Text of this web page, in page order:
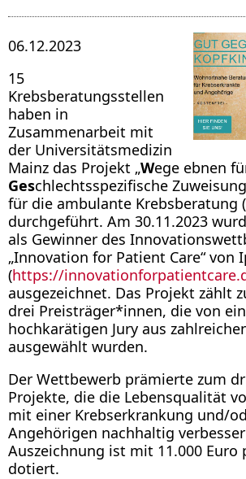
06.12.2023
15
Krebsberatungsstellen
haben in
Zusammenarbeit mit
der Universitätsmedizin
Mainz das Projekt „Wege ebnen
Geschlechtsspezifische
für die ambulante Krebsberatung
durchgeführt. Am 30.11.2023
als Gewinner des
„Innovation for Patient Care“ von
(https://
ausgezeichnet. Das Projekt zählt
drei Preisträger*innen, die von
hochkarätigen Jury aus
ausgewählt wurden.
Der Wettbewerb prämierte zum
Projekte, die die Lebensqualität
mit einer Krebserkrankung und/
Angehörigen nachhaltig
Auszeichnung ist mit 11.000 Euro
dotiert.